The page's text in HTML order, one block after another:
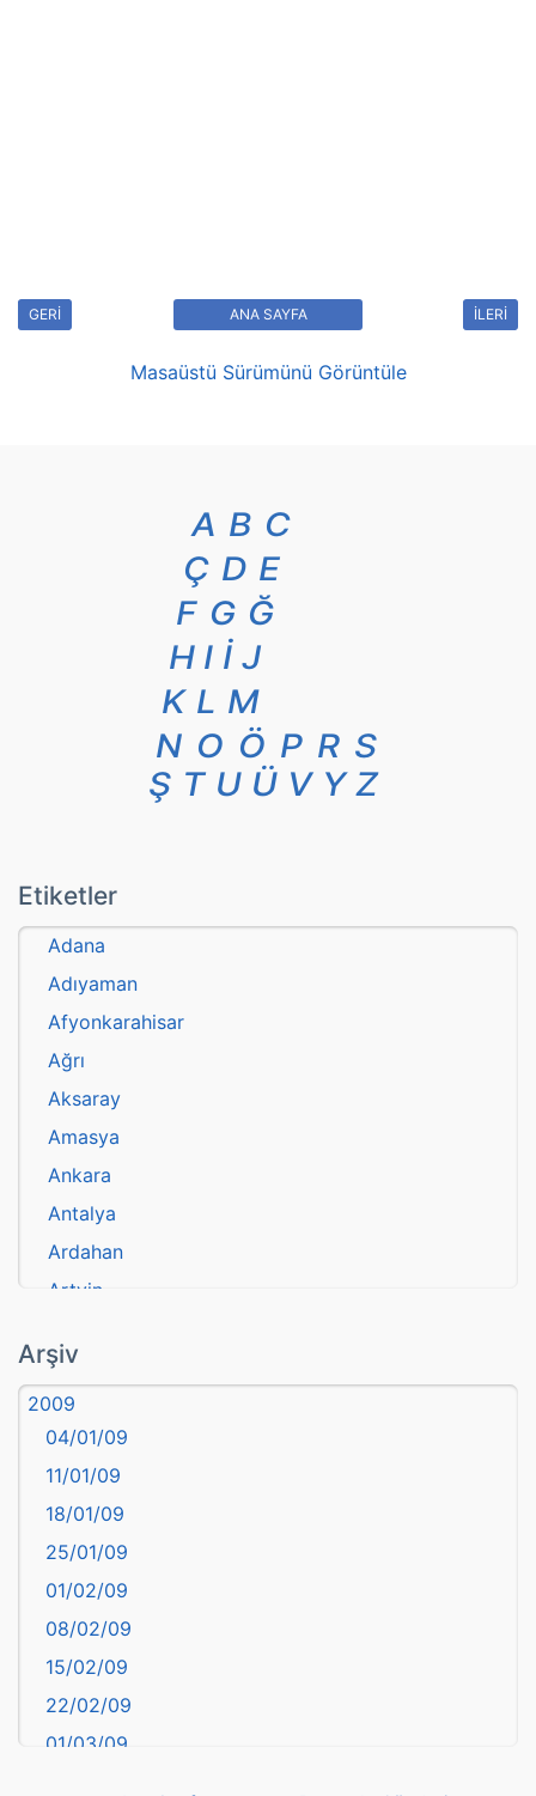
GERİ İLERİ
ANA SAYFA
Masaüstü Sürümünü Görüntüle
A B C
Ç D E
F G Ğ
H I İ J
K L M
N O Ö P R S
Ş T U Ü V Y Z
Etiketler
Adana
Adıyaman
Afyonkarahisar
Ağrı
Aksaray
Amasya
Ankara
Antalya
Ardahan
Artvin
Aydın
Balıkesir
Bartın
başkentler
Batman
Bayburt
Bilecik
Bingöl
Bitlis
Bolu
Burdur
Arşiv
2009
04/01/09
11/01/09
18/01/09
25/01/09
01/02/09
08/02/09
15/02/09
22/02/09
01/03/09